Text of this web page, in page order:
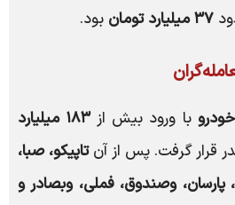
۳۷ میلیارد تومان بود.
خودرو با ورود بیش از
۱۸۳ میلیارد
قرار گرفت. پس از آنتاپیکو، صبا،
وصندوق، فملی، وبصادر و